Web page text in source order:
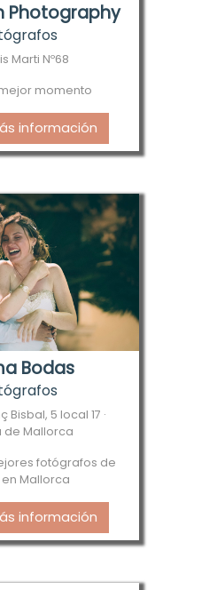
Photography
Marti Nº68
momento
información
Bodas
Bisbal, 5 local 17 ·
de Mallorca
fotógrafos de
Mallorca
información